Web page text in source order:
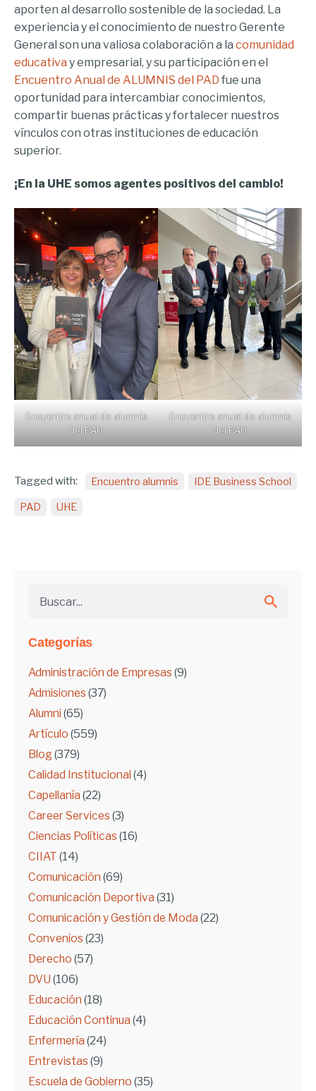
Categorías
Administración de Empresas (9)
Admisiones (37)
Alumni (65)
Artículo (559)
Blog(379)
Calidad Institucional (4)
Capellanía (22)
Career Services (3)
Ciencias Políticas (16)
CIIAT (14)
Comunicación (69)
Comunicación Deportiva (31)
Comunicación y Gestión de Moda (22)
Convenios (23)
Derecho (57)
DVU (106)
Educación (18)
Educación Continua (4)
Enfermería (24)
Entrevistas (9)
Escuela de Gobierno (35)
aporten al desarrollo sostenible de la sociedad. La
experiencia y el conocimiento de nuestro Gerente
General son una valiosa colaboración a la comunidad
educativa y empresarial, y su participación en el
Encuentro Anual de ALUMNIS del PAD fue una
oportunidad para intercambiar conocimientos,
compartir buenas prácticas y fortalecer nuestros
vínculos con otras instituciones de educación
superior.
¡En la UHE somos agentes positivos del cambio!
Encuentro anual de alumnis
del PAD
Encuentro anual de alumnis
del PAD
Tagged with: Encuentro alumnis IDE Business School
PAD UHE